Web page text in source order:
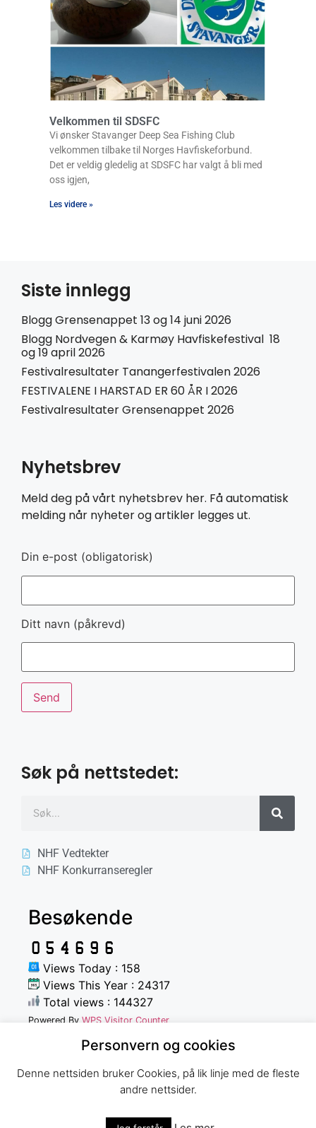
Velkommen til SDSFC
Vi ønsker Stavanger Deep Sea Fishing Club
velkommen tilbake til Norges Havfiskeforbund.
Det er veldig gledelig at SDSFC har valgt å bli med
oss igjen,
Les videre »
Siste innlegg
Blogg Grensenappet 13 og 14 juni 2026
Blogg Nordvegen & Karmøy Havfiskefestival 18
og 19 april 2026
Festivalresultater Tanangerfestivalen 2026
FESTIVALENE I HARSTAD ER 60 ÅR I 2026
Festivalresultater Grensenappet 2026
Nyhetsbrev
Meld deg på vårt nyhetsbrev her. Få automatisk
melding når nyheter og artikler legges ut.
Din e-post (obligatorisk)
Ditt navn (påkrevd)
Søk på nettstedet:
NHF Vedtekter
NHF Konkurranseregler
Besøkende
Views Today : 158
Views This Year : 24317
Total views : 144327
Powered By WPS Visitor Counter
Norges Havfiskeforbund
Personvern og cookies
Denne nettsiden bruker Cookies, på lik linje med de fleste
andre nettsider.